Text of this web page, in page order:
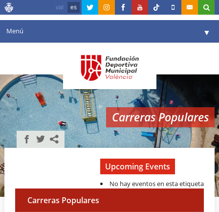
val es
Menú ▼
Agenda
Instalaciones
Comunicación ▼
Valencia en deporte ▼
Carreras Populares
Upcoming Events
No hay eventos en esta etiqueta
Carreras Populares